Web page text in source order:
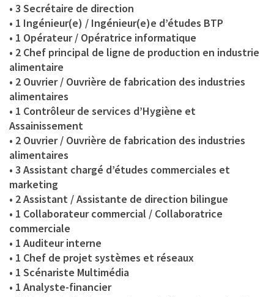
• 3 Secrétaire de direction
• 1 Ingénieur(e) / Ingénieur(e)e d’études BTP
• 1 Opérateur / Opératrice informatique
• 2 Chef principal de ligne de production en industrie
alimentaire
• 2 Ouvrier / Ouvrière de fabrication des industries
alimentaires
• 1 Contrôleur de services d’Hygiène et
Assainissement
• 2 Ouvrier / Ouvrière de fabrication des industries
alimentaires
• 3 Assistant chargé d’études commerciales et
marketing
• 2 Assistant / Assistante de direction bilingue
• 1 Collaborateur commercial / Collaboratrice
commerciale
• 1 Auditeur interne
• 1 Chef de projet systèmes et réseaux
• 1 Scénariste Multimédia
• 1 Analyste-financier